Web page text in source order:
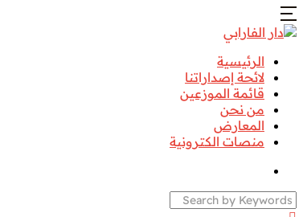
الرئيسية
لائحة إصداراتنا
قائمة الموزعين
من نحن
المعارض
منصات الكترونية
Search